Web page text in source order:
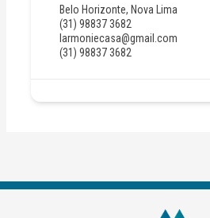
Belo Horizonte, Nova Lima
(31) 98837 3682
larmoniecasa@gmail.com
(31) 98837 3682